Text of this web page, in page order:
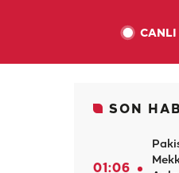
CANLI
SON
01:06